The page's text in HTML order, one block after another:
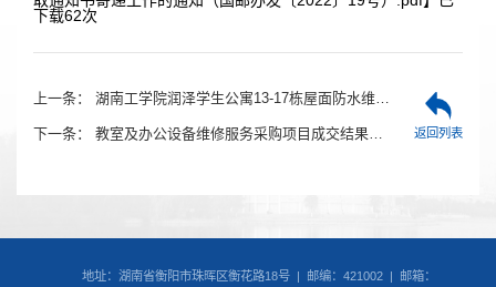
下载62次
上一条： 湖南工学院润泽学生公寓13-17栋屋面防水维修项目竞争性磋商公告
下一条： 教室及办公设备维修服务采购项目成交结果公告 返回列表
地址：湖南省衡阳市珠晖区衡花路18号 | 邮编：421002 | 邮箱：